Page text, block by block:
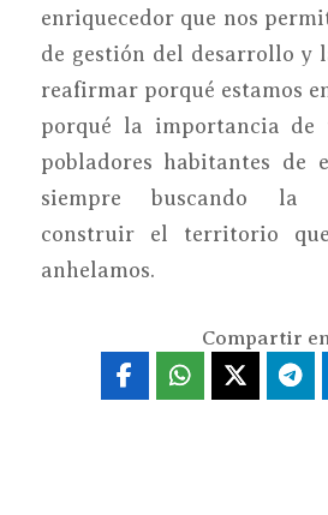
enriquecedor que nos
de gestión del desarrollo y
reafirmar porqué estamos
porqué la importancia de
pobladores habitantes de
siempre buscando la
construir el territorio
anhelamos.
Compartir